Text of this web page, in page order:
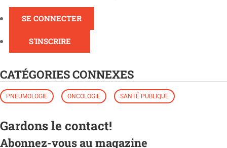
SE CONNECTER
S'INSCRIRE
CATÉGORIES CONNEXES
PNEUMOLOGIE ONCOLOGIE SANTÉ PUBLIQUE
Gardons le contact!
Abonnez-vous au magazine